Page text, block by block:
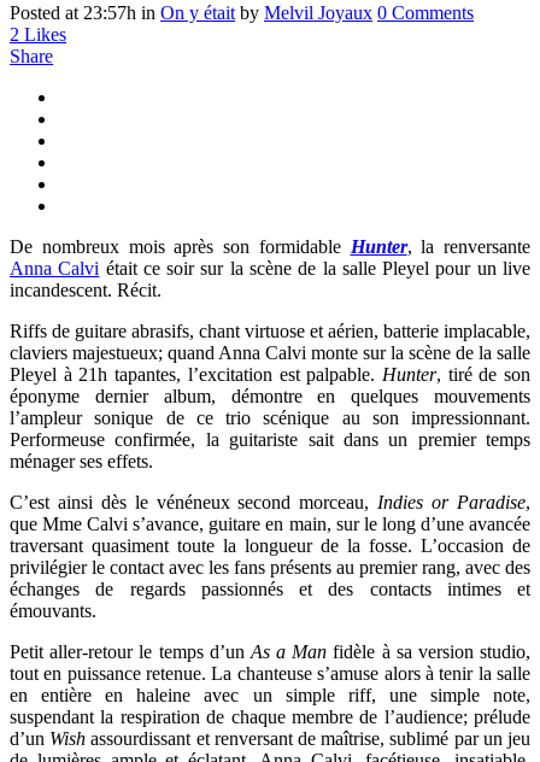
Posted at 23:57h in On y était by Melvil Joyaux 0 Comments
2 Likes
Share
De nombreux mois après son formidable Hunter, la renversante
Anna Calvi était ce soir sur la scène de la salle Pleyel pour un live
incandescent. Récit.
Riffs de guitare abrasifs, chant virtuose et aérien, batterie implacable,
claviers majestueux; quand Anna Calvi monte sur la scène de la salle
Pleyel à 21h tapantes, l’excitation est palpable. Hunter, tiré de son
éponyme dernier album, démontre en quelques mouvements
l’ampleur sonique de ce trio scénique au son impressionnant.
Performeuse confirmée, la guitariste sait dans un premier temps
ménager ses effets.
C’est ainsi dès le vénéneux second morceau, Indies or Paradise,
que Mme Calvi s’avance, guitare en main, sur le long d’une avancée
traversant quasiment toute la longueur de la fosse. L’occasion de
privilégier le contact avec les fans présents au premier rang, avec des
échanges de regards passionnés et des contacts intimes et
émouvants.
Petit aller-retour le temps d’un As a Man fidèle à sa version studio,
tout en puissance retenue. La chanteuse s’amuse alors à tenir la salle
en entière en haleine avec un simple riff, une simple note,
suspendant la respiration de chaque membre de l’audience; prélude
d’un Wish assourdissant et renversant de maîtrise, sublimé par un jeu